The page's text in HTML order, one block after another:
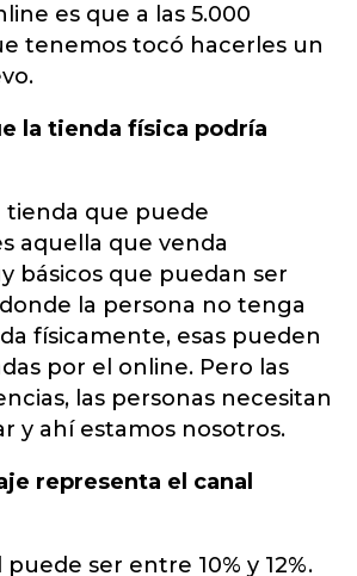
es que a las 5.000
tenemos tocó hacerles un
la tienda física podría
tienda que puede
aquella que venda
básicos que puedan ser
la persona no tenga
físicamente, esas pueden
por el online. Pero las
las personas necesitan
y ahí estamos nosotros.
representa el canal
ser entre 10% y 12%.